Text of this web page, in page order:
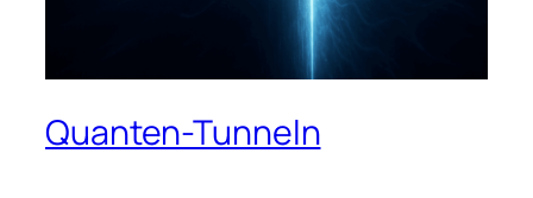
Quanten-Tunneln